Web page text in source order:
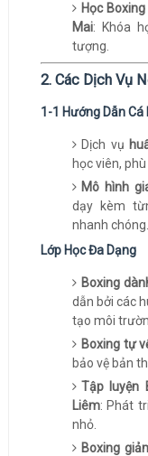
Học
Mai: Khóa
tượng.
2. Các Dịch Vụ
1-1 Hướng Dẫn Cá
Dịch vụ
học viên,
Mô hình
dạy kèm
nhanh chóng.
Lớp Học Đa Dạng
Boxing
dẫn bởi các
tạo môi
Boxing tự
bảo vệ bản
Tập luyện
Liêm: Phát
nhỏ.
Boxing